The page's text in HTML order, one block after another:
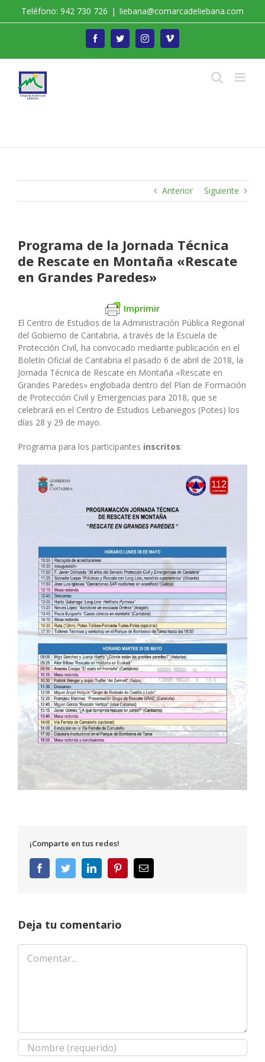
Teléfono: 942 730 726 | liebana@comarcadeliebana.com
FacebookTwitterInstagramVimeo
Anterior Siguiente
Programa de la Jornada Técnica
de Rescate en Montaña «Rescate
en Grandes Paredes»
Imprimir
El Centro de Estudios de la Administración Pública Regional
del Gobierno de Cantabria, a través de la Escuela de
Protección Civil, ha convocado mediante publicación en el
Boletín Oficial de Cantabria el pasado 6 de abril de 2018, la
Jornada Técnica de Rescate en Montaña «Rescate en
Grandes Paredes» englobada dentro del Plan de Formación
de Protección Civil y Emergencias para 2018, que se
celebrará en el Centro de Estudios Lebaniegos (Potes) los
días 28 y 29 de mayo.
Programa para los participantes inscritos:
¡Comparte en tus redes!
FacebookTwitterLinkedInPinterestCorreo
electrónico
Deja tu comentario
Comentar